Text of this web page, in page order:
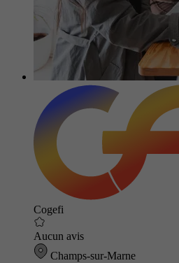
Cogefi
Aucun avis
Champs-sur-Marne